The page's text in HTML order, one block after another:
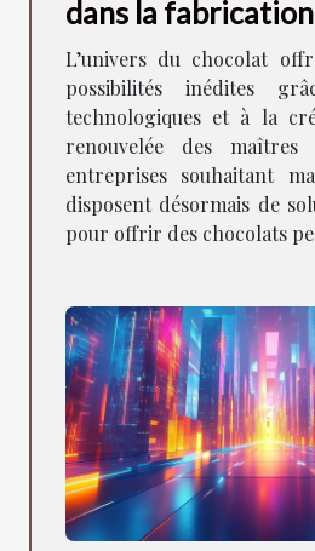
dans la
chocolats
les sociétés
L’univers du chocolat
possibilités inédites
technologiques et à la
renouvelée des maîtres
entreprises souhaitant
disposent désormais de
pour offrir des chocolats